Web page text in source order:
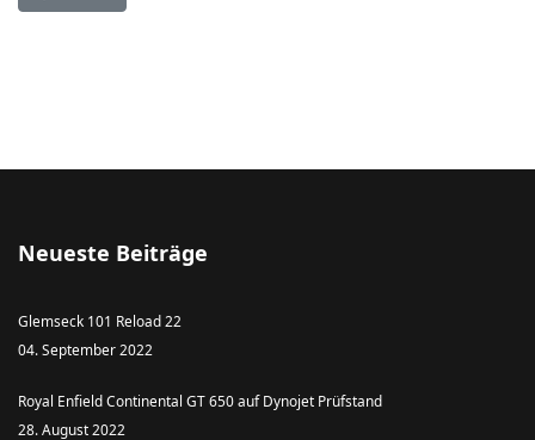
Neueste Beiträge
Glemseck 101 Reload 22
04. September 2022
Royal Enfield Continental GT 650 auf Dynojet Prüfstand
28. August 2022